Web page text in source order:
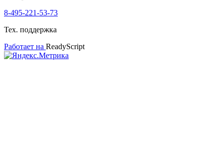
8-495-221-53-73
Тех. поддержка
Работает на ReadyScript